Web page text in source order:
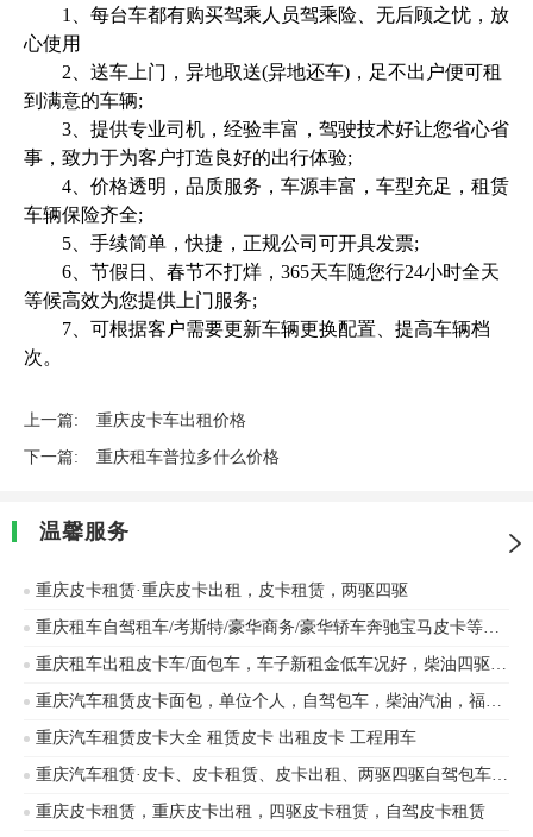
1、每台车都有购买驾乘人员驾乘险、无后顾之忧，放
心使用
2、送车上门，异地取送(异地还车)，足不出户便可租
到满意的车辆;
3、提供专业司机，经验丰富，驾驶技术好让您省心省
事，致力于为客户打造良好的出行体验;
4、价格透明，品质服务，车源丰富，车型充足，租赁
车辆保险齐全;
5、手续简单，快捷，正规公司可开具发票;
6、节假日、春节不打烊，365天车随您行24小时全天
等候高效为您提供上门服务;
7、可根据客户需要更新车辆更换配置、提高车辆档
次。
上一篇: 重庆皮卡车出租价格
下一篇: 重庆租车普拉多什么价格
温馨服务
重庆皮卡租赁·重庆皮卡出租，皮卡租赁，两驱四驱
重庆汽车租赁皮卡大全 租赁皮卡 出租皮卡 工程用车
重庆皮卡租赁，重庆皮卡出租，四驱皮卡租赁，自驾皮卡租赁